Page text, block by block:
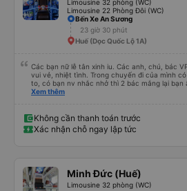
Limousine 32 phòng (WC)
Limousine 22 Phòng Đôi (WC)
Bến Xe An Sương
23 giờ 30 phút
Huế (Dọc Quốc Lộ 1A)
Các bạn nữ lễ tân xinh iu. Các anh, chú, bác
vui vẻ, nhiệt tình. Trong chuyến đi của mình có 2 gia đình bác lớn tuổi nc khá
to, có bạn nv nhắc nhở thì 2 bác mắng lại bạn
xấu thì mình ngược lại nha. Bạn ấy nhắc nhở
bạn ấy nha. Nếu bạn ấy bị trừ thì bảo bạn ấy
trợ ạ. Số mình đuôi 666, chuyến ĐH-NT ngày
iu còn đổi cho mình phòng đơn sang đôi xong
Xem thêm
Không cần thanh toán trước
Xác nhận chỗ ngay lập tức
Minh Đức (Huế)
Limousine 32 phòng (WC)